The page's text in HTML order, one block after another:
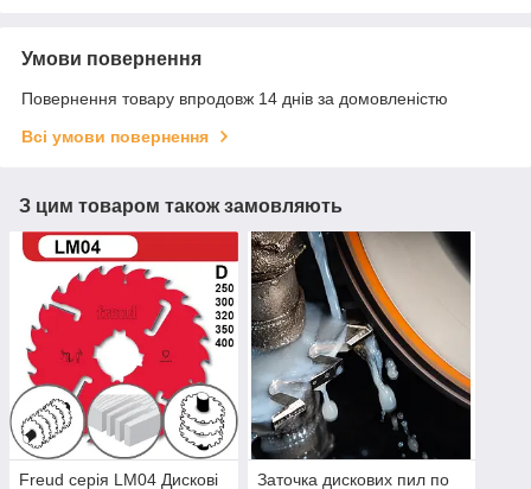
Умови повернення
Повернення товару впродовж 14 днів за домовленістю
Всі умови повернення
З цим товаром також замовляють
Freud серія LM04 Дискові
Заточка дискових пил по